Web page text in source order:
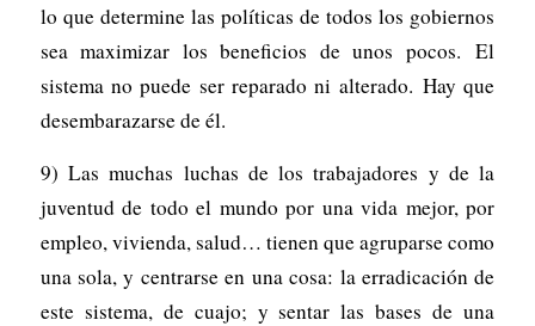
lo que determine las políticas de todos los gobiernos
sea maximizar los beneficios de unos pocos. El
sistema no puede ser reparado ni alterado. Hay que
desembarazarse de él.
9) Las muchas luchas de los trabajadores y de la
juventud de todo el mundo por una vida mejor, por
empleo, vivienda, salud… tienen que agruparse como
una sola, y centrarse en una cosa: la erradicación de
este sistema, de cuajo; y sentar las bases de una